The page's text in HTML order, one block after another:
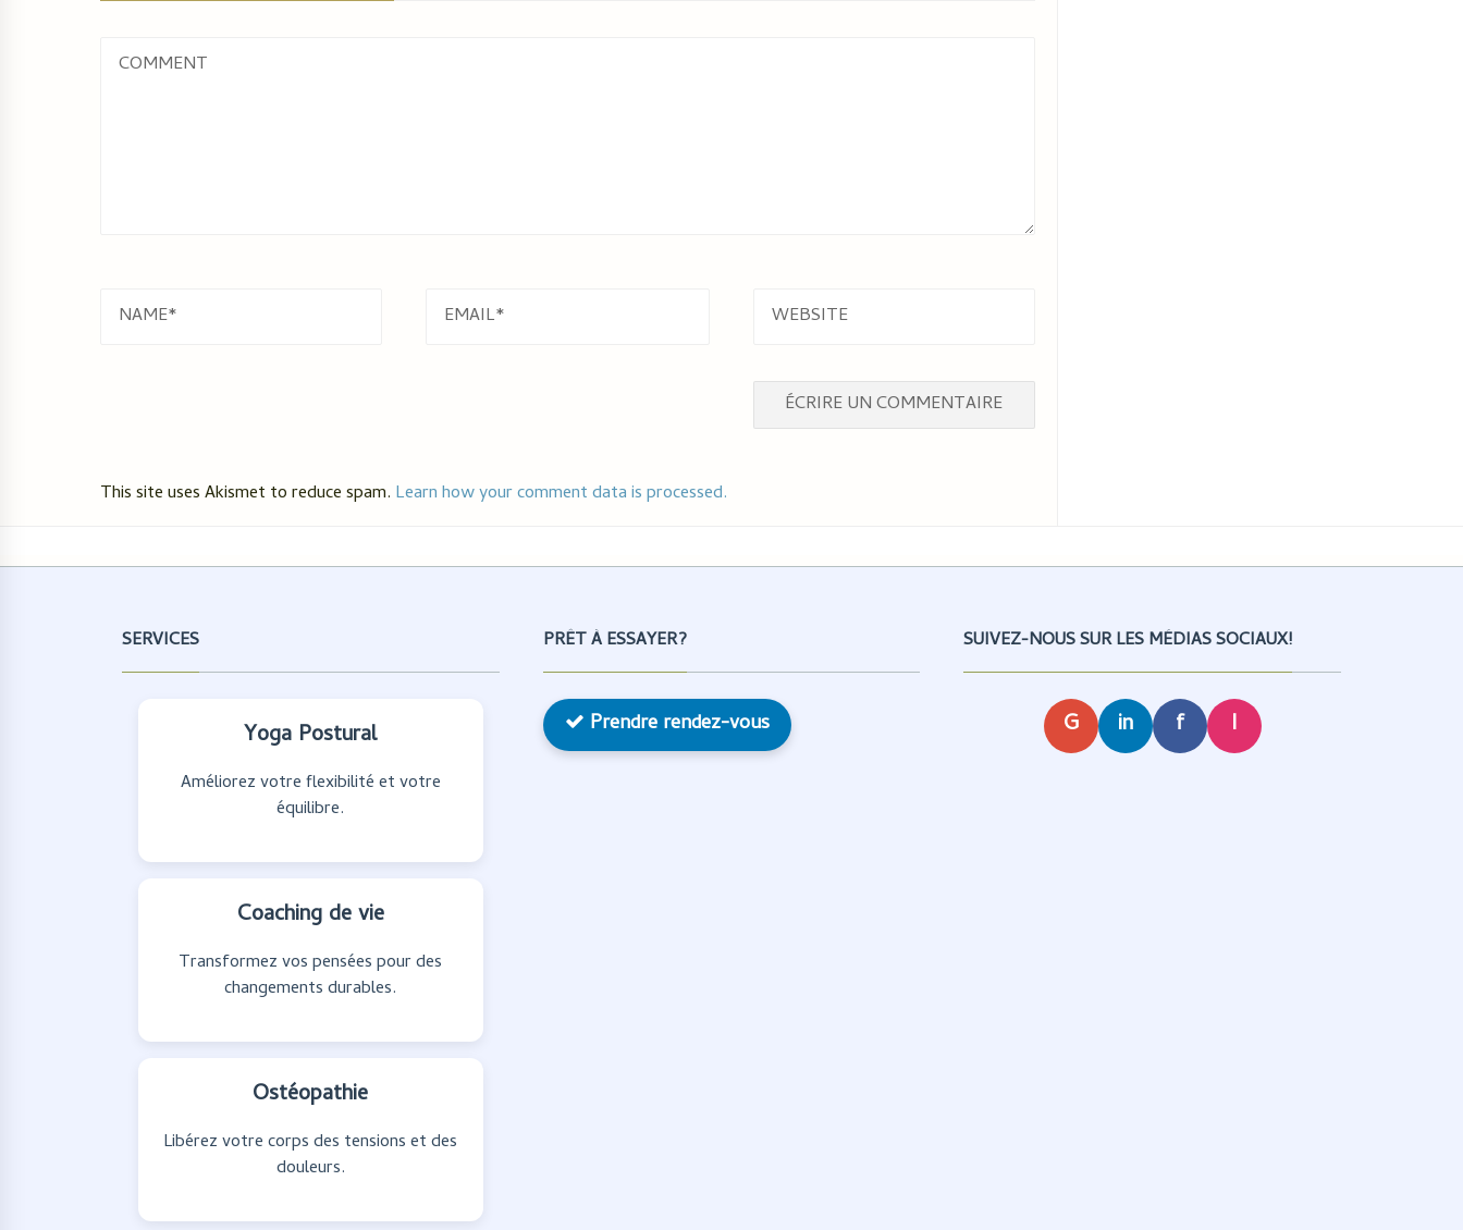
COMMENT
NAME EMAIL WEBSITE
This site uses Akismet to reduce spam. Learn how your comment data is processed.
SERVICES
Yoga Postural
Améliorez votre flexibilité et votre
équilibre.
Coaching de vie
Transformez vos pensées pour des
changements durables.
Ostéopathie
Libérez votre corps des tensions et des
douleurs.
PRÊT À ESSAYER?
Prendre rendez-vous
SUIVEZ-NOUS SUR LES MÉDIAS SOCIAUX!
G in f I